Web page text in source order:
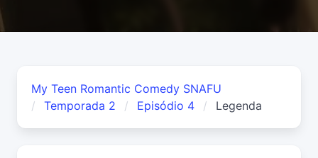
My Teen Romantic Comedy SNAFU
Temporada 2
Episódio 4 Legenda